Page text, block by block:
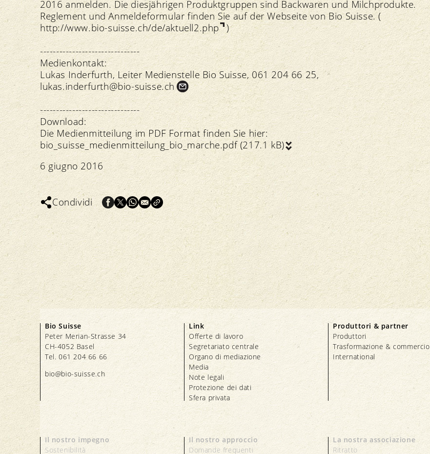
2016 anmelden. Die diesjährigen Produktgruppen sind Backwaren und Milchprodukte.
Reglement und Anmeldeformular finden Sie auf der Webseite von Bio Suisse. (
http://www.bio-suisse.ch/de/aktuell2.php
)
-------------------------------
Medienkontakt:
Lukas Inderfurth, Leiter Medienstelle Bio Suisse, 061 204 66 25,
lukas.inderfurth@bio-suisse.ch
-------------------------------
Download:
Die Medienmitteilung im PDF Format finden Sie hier:
bio_suisse_medienmitteilung_bio_marche.pdf (217.1 kB)
6 giugno 2016
Condividi
Bio Suisse
Peter Merian-Strasse 34
CH-4052 Basel
Tel. 061 204 66 66
bio@bio-suisse.ch
Link
Offerte di lavoro
Segretariato centrale
Organo di mediazione
Media
Note legali
Protezione dei dati
Sfera privata
Produttori & partner
Produttori
Trasformazione & commercio
International
Il nostro impegno
Sostenibilità
Il nostro approccio
Domande frequenti
La nostra associazione
Ritratto